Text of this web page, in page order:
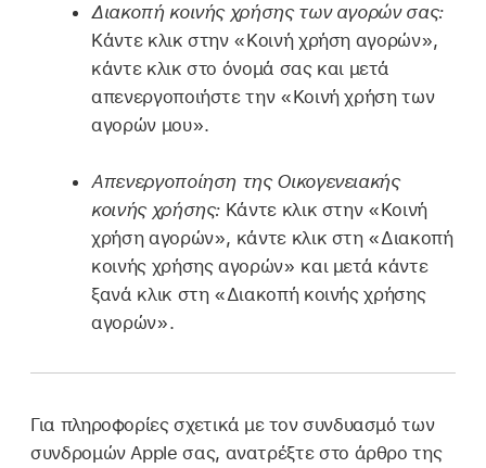
Διακοπή κοινής χρήσης των αγορών σας:
Κάντε κλικ στην «Κοινή χρήση αγορών»,
κάντε κλικ στο όνομά σας και μετά
απενεργοποιήστε την «Κοινή χρήση των
αγορών μου».
Απενεργοποίηση της Οικογενειακής
κοινής χρήσης: Κάντε κλικ στην «Κοινή
χρήση αγορών», κάντε κλικ στη «Διακοπή
κοινής χρήσης αγορών» και μετά κάντε
ξανά κλικ στη «Διακοπή κοινής χρήσης
αγορών».
Για πληροφορίες σχετικά με τον συνδυασμό των
συνδρομών Apple σας, ανατρέξτε στο άρθρο της